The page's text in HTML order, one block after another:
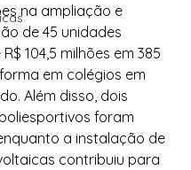
na ampliação e
de 45 unidades
104,5 milhões em 385
em colégios em
Além disso, dois
foram
a instalação de
contribuiu para